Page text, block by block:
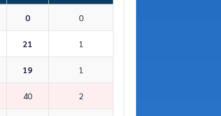
0 0
21 1
19 1
40 2